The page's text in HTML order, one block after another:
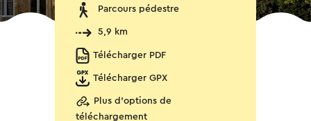
Parcours pédestre
5,9 km
Télécharger PDF
Télécharger GPX
Plus d'options de
téléchargement